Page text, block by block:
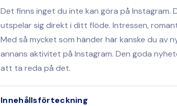
Det finns inget du inte kan göra på Instagram.
utspelar sig direkt i ditt flöde. Intressen,
Med så mycket som händer här kanske du av
annans aktivitet på Instagram. Den goda
att ta reda på det.
Innehållsförteckning